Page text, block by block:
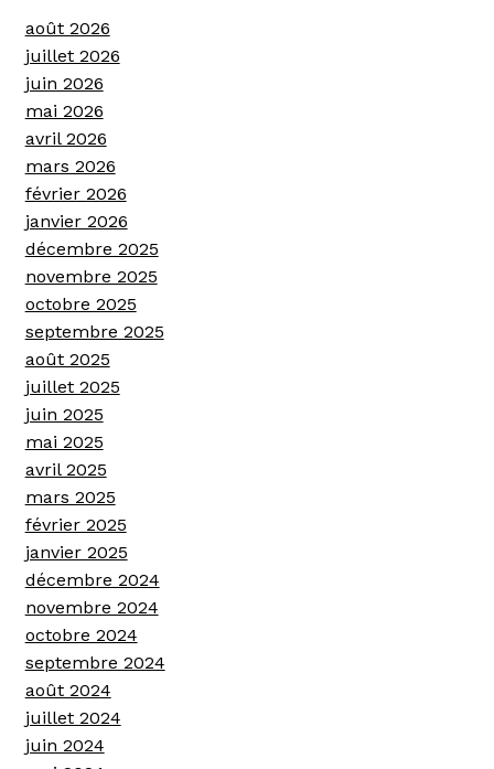
août 2026
juillet 2026
juin 2026
mai 2026
avril 2026
mars 2026
février 2026
janvier 2026
décembre 2025
novembre 2025
octobre 2025
septembre 2025
août 2025
juillet 2025
juin 2025
mai 2025
avril 2025
mars 2025
février 2025
janvier 2025
décembre 2024
novembre 2024
octobre 2024
septembre 2024
août 2024
juillet 2024
juin 2024